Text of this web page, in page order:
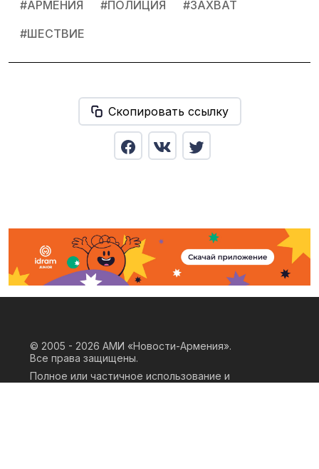
#АРМЕНИЯ #ПОЛИЦИЯ #ЗАХВАТ
#ШЕСТВИЕ
Скопировать ссылку
© 2005 - 2026 АМИ «Новости-Армения».
Все права защищены.
Полное или частичное использование и